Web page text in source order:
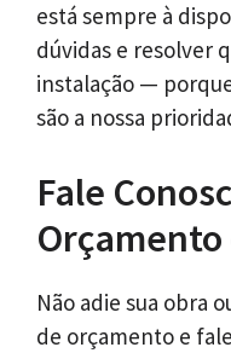
está sempre à
dúvidas e resolver
instalação —
são a nossa
Fale
Orçamento
Não adie sua obra
de orçamento e